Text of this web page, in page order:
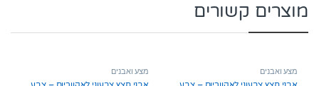
מוצרים קשורים
מצע ואבנים מצע ואבנים